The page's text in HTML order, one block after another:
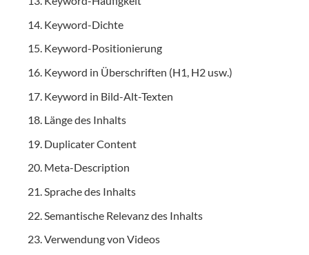
Keyword-Dichte
Keyword-Positionierung
Keyword in Überschriften (H1, H2 usw.)
Keyword in Bild-Alt-Texten
Länge des Inhalts
Duplicater Content
Meta-Description
Sprache des Inhalts
Semantische Relevanz des Inhalts
Verwendung von Videos